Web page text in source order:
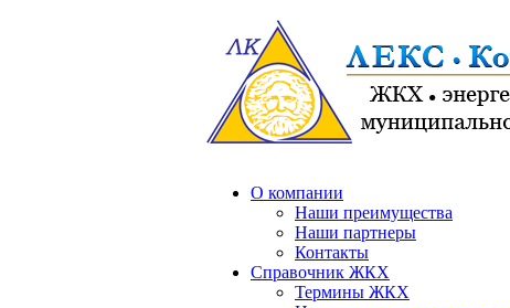
О компании
Наши преимущества
Наши партнеры
Контакты
Справочник ЖКХ
Термины ЖКХ